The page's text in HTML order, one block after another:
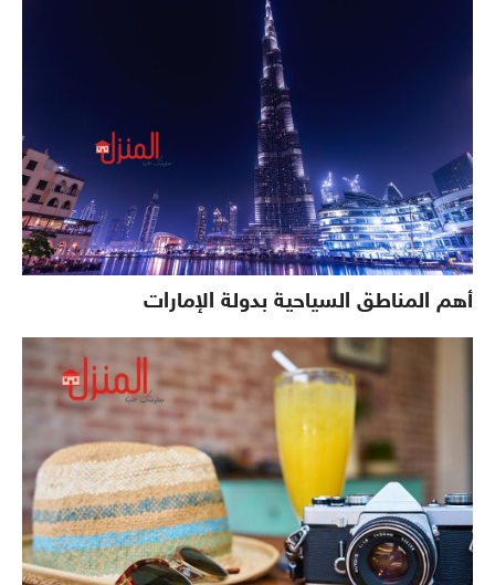
أهم المناطق السياحية بدولة الإمارات